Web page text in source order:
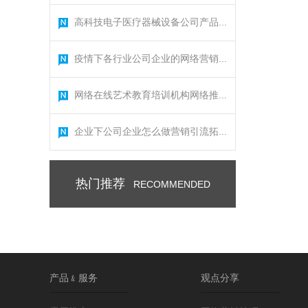
高科技电子医疗器械设备公司产品...
疫情下各行业公司企业的网络营销...
网络在线艺术教育培训机构网络推...
企业下公司企业怎么做营销引流拓...
热门推荐 RECOMMENDED
产品﹠服务 观点分享